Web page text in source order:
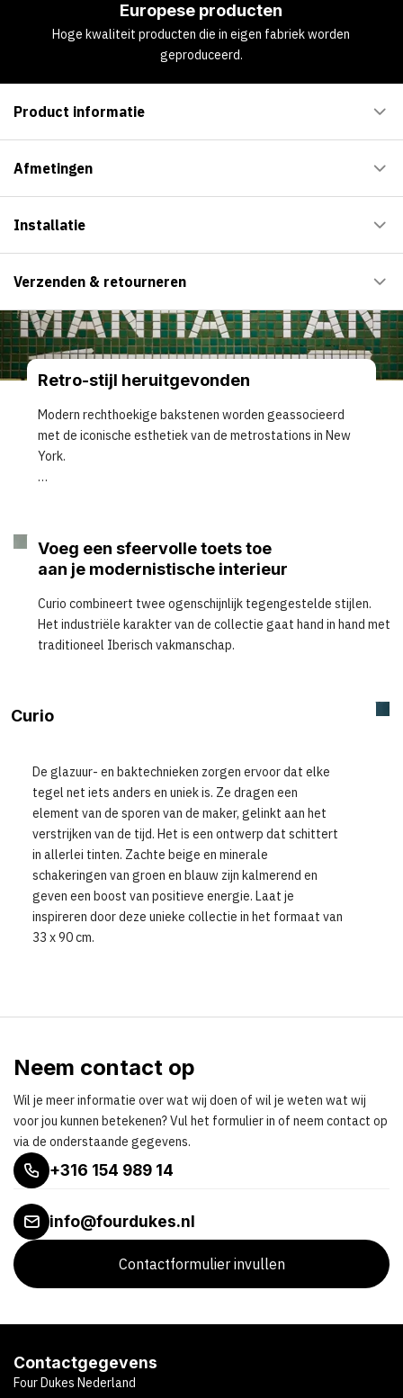
Europese producten
Hoge kwaliteit producten die in eigen fabriek worden
geproduceerd.
Product informatie
Afmetingen
Installatie
Verzenden & retourneren
Retro-stijl heruitgevonden
Modern rechthoekige bakstenen worden geassocieerd
met de iconische esthetiek van de metrostations in New
York.
Voeg een sfeervolle toets toe
aan je modernistische interieur
Curio combineert twee ogenschijnlijk tegengestelde stijlen.
Het industriële karakter van de collectie gaat hand in hand met
traditioneel Iberisch vakmanschap.
Curio
De glazuur- en baktechnieken zorgen ervoor dat elke
tegel net iets anders en uniek is. Ze dragen een
element van de sporen van de maker, gelinkt aan het
verstrijken van de tijd. Het is een ontwerp dat schittert
in allerlei tinten. Zachte beige en minerale
schakeringen van groen en blauw zijn kalmerend en
geven een boost van positieve energie. Laat je
inspireren door deze unieke collectie in het formaat van
33 x 90 cm.
Neem contact op
Wil je meer informatie over wat wij doen of wil je weten wat wij
voor jou kunnen betekenen? Vul het formulier in of neem contact op
via de onderstaande gegevens.
+316 154 989 14
info@fourdukes.nl
Contactformulier invullen
Contactgegevens
Four Dukes Nederland